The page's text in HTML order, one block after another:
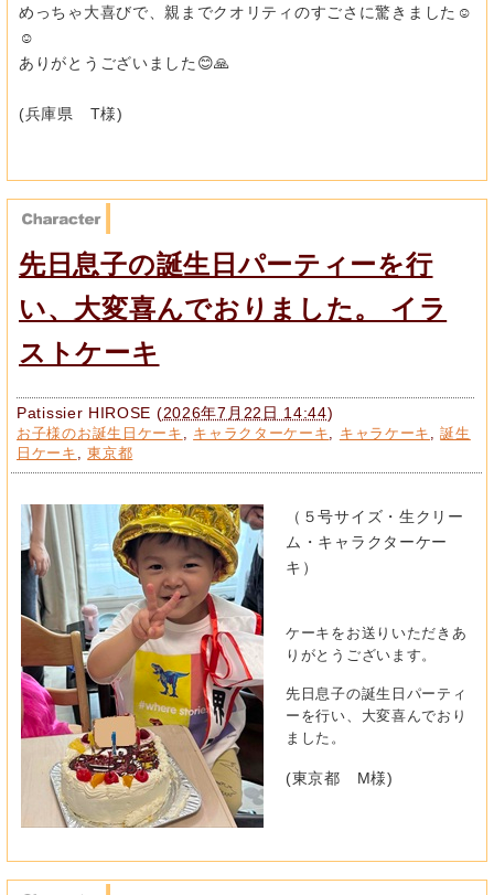
めっちゃ大喜びで、親までクオリティのすごさに驚きました☺️
☺️
ありがとうございました😊🙏
(兵庫県 T様)
先日息子の誕生日パーティーを行
い、大変喜んでおりました。 イラ
ストケーキ
Patissier HIROSE (2026年7月22日 14:44)
お子様のお誕生日ケーキ キャラクターケーキ キャラケーキ ,誕生
日ケーキ
,東京都
（５号サイズ・生クリー
ム・キャラクターケー
キ）
ケーキをお送りいただきあ
りがとうございます。
先日息子の誕生日パーティ
ーを行い、大変喜んでおり
ました。
(東京都 M様)